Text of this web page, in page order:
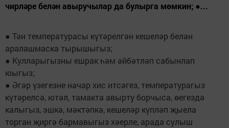
чирләре белән авыручылар да булырга мөмкин; ●...
● Тән температурасы күтәрелгән кешеләр белән
аралашмаска тырышыгыз;
● Кулларыгызны ешрак һәм әйбәтләп сабынлап
юыгыз;
● Әгәр үзегезне начар хис итсәгез, температурагыз
күтәрелсә, ютәл, тамакта авырту борчыса, өегездә
калыгыз, эшкә, мәктәпкә, кешеләр күпләп җыела
торган җиргә бармавыгыз хәерле, арада сулыш